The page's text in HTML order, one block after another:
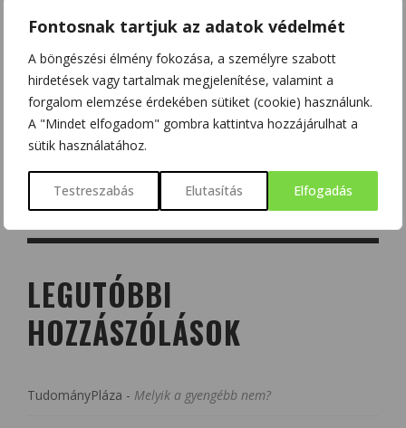
Fontosnak tartjuk az adatok védelmét
A böngészési élmény fokozása, a személyre szabott
hirdetések vagy tartalmak megjelenítése, valamint a
forgalom elemzése érdekében sütiket (cookie) használunk.
A "Mindet elfogadom" gombra kattintva hozzájárulhat a
sütik használatához.
Testreszabás Elutasítás Elfogadás
LEGUTÓBBI
HOZZÁSZÓLÁSOK
TudományPláza - Melyik a gyengébb nem?